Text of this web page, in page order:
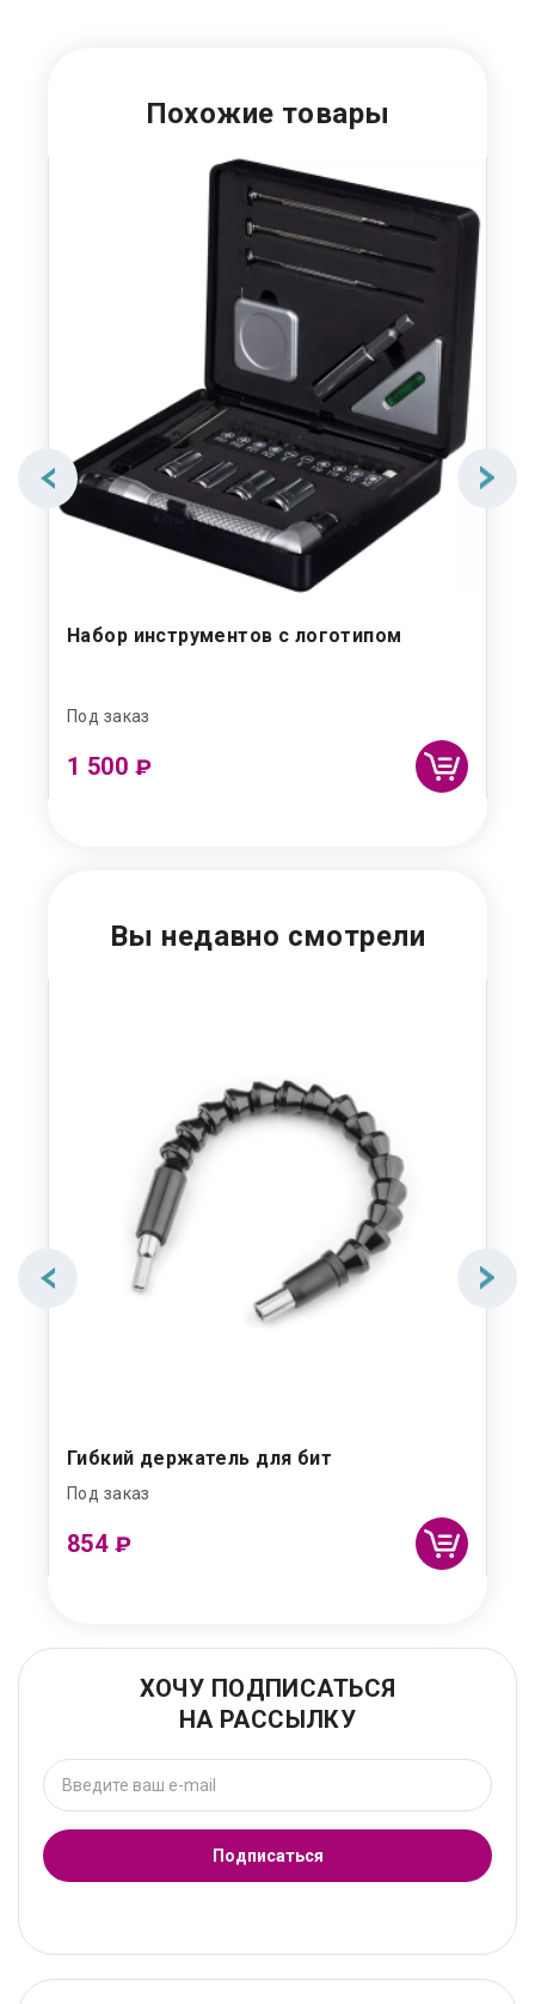
Похожие товары
Набор инструментов с логотипом
Под заказ
1 500 ₽
Вы недавно смотрели
Гибкий держатель для бит
Под заказ
854 ₽
ХОЧУ ПОДПИСАТЬСЯ
НА РАССЫЛКУ
Подписаться